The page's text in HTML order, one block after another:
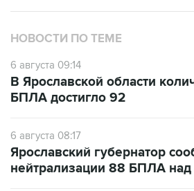
НОВОСТИ ПО ТЕМЕ
6 августа 09:14
В Ярославской области
БПЛА достигло 92
6 августа 08:17
Ярославский губернатор
нейтрализации 88 БПЛА над